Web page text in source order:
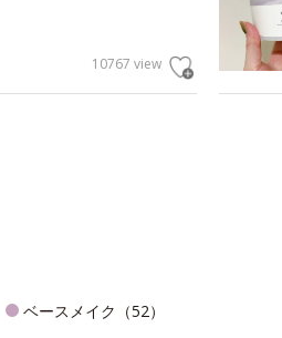
10767 view
ベースメイク（52）